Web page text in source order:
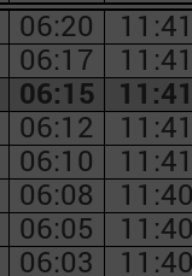
06:20
06:17
06:15
06:12
06:10
06:08
06:05
06:03